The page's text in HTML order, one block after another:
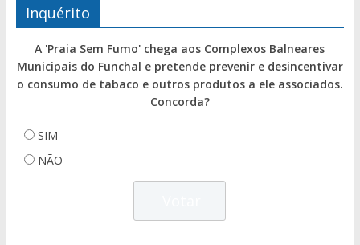
Inquérito
A 'Praia Sem Fumo' chega aos Complexos Balneares
Municipais do Funchal e pretende prevenir e desincentivar
o consumo de tabaco e outros produtos a ele associados.
Concorda?
SIM
NÃO